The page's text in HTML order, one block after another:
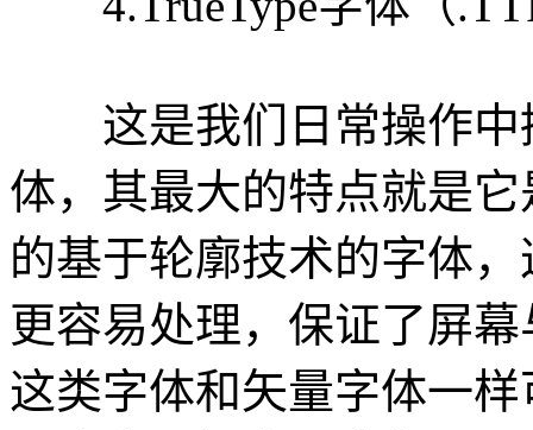
这是我们日常操作中
体，其最大的特点就是
的基于轮廓技术的字体
更容易处理，保证了屏
这类字体和矢量字体一